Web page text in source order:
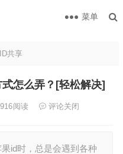
菜单
共享
怎么弄？[轻松解决]
阅读 评论关闭
id时，总是会遇到各种